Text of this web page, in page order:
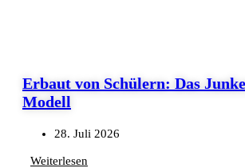
Erbaut von Schülern: Das
Modell
28. Juli 2026
Weiterlesen